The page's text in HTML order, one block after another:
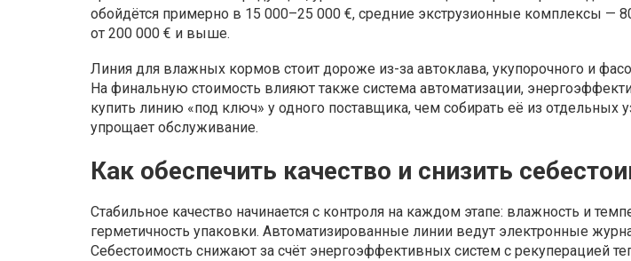
обойдётся примерно в 15 000–25 000 €, средние экструзионные комплексы
от 200 000 € и выше.
Линия для влажных кормов стоит дороже из-за автоклава, укупорочного и
На финальную стоимость влияют также система автоматизации,
купить линию «под ключ» у одного поставщика, чем собирать её из
упрощает обслуживание.
Как обеспечить качество и снизить
Стабильное качество начинается с контроля на каждом этапе: влажность и
герметичность упаковки. Автоматизированные линии ведут электронные
Себестоимость снижают за счёт энергоэффективных систем с рекуперацией